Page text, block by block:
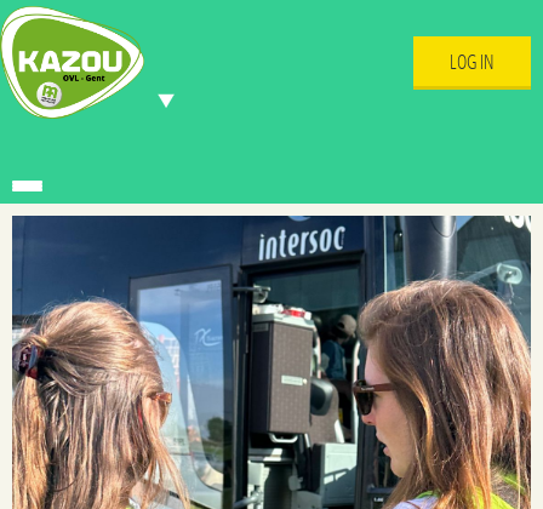
LOG IN